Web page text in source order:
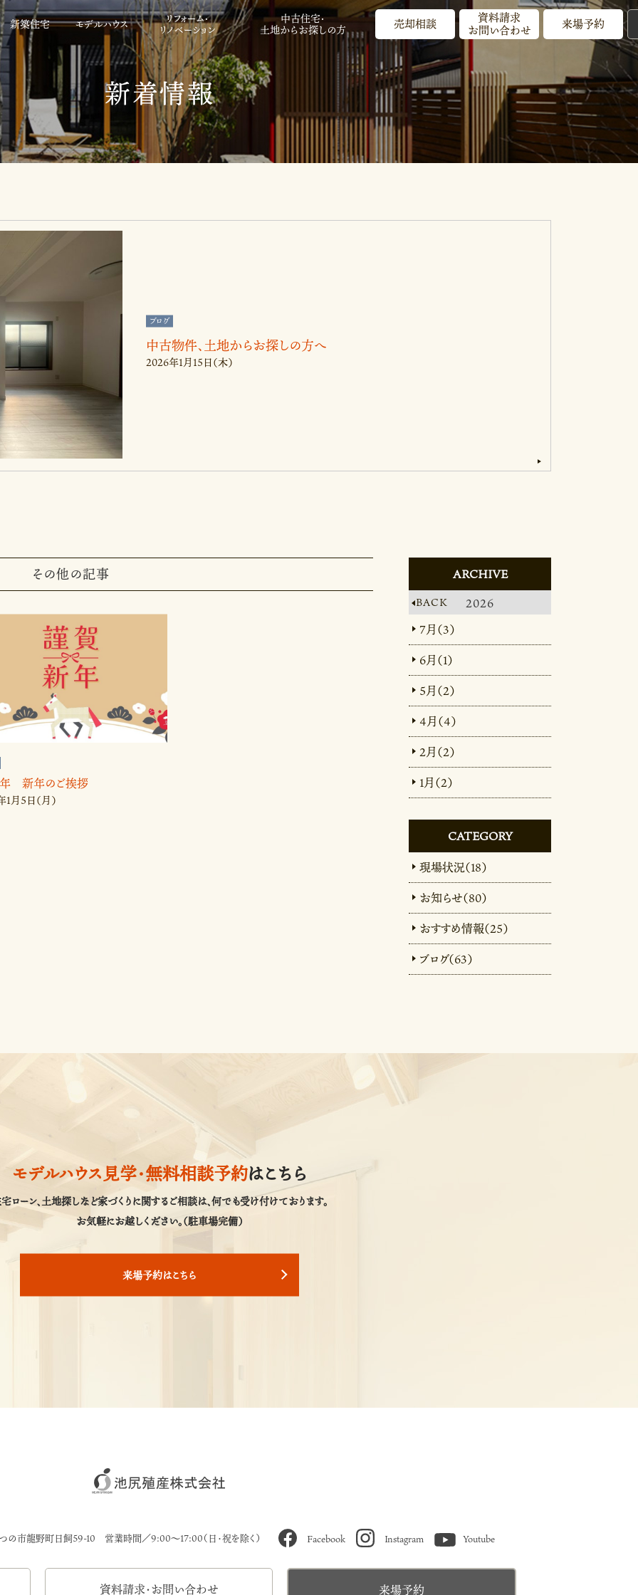
新築住宅 モデルハウス リフォーム・
リノベーション
中古住宅・
土地からお探しの方 売却相談
資料請求
お問い合わせ
来場予約
新着情報
ブログ
中古物件、土地からお探しの方へ
2026年1月15日（木）
その他の記事
新年のご挨拶
月5日（月）
ARCHIVE
BACK
2026
7月（3）
6月（1）
5月（2）
4月（4）
2月（2）
1月（2）
CATEGORY
現場状況（18）
お知らせ（80）
おすすめ情報（25）
ブログ（63）
モデルハウス見学・無料相談予約はこちら
ローン、土地探しなど家づくりに関するご相談は、何でも受け付けております。
お気軽にお越しください。（駐車場完備）
来場予約はこちら
の市龍野町日飼59-10 営業時間／9:00～17:00（日・祝を除く） Facebook Instagram Youtube
資料請求・お問い合わせ 来場予約